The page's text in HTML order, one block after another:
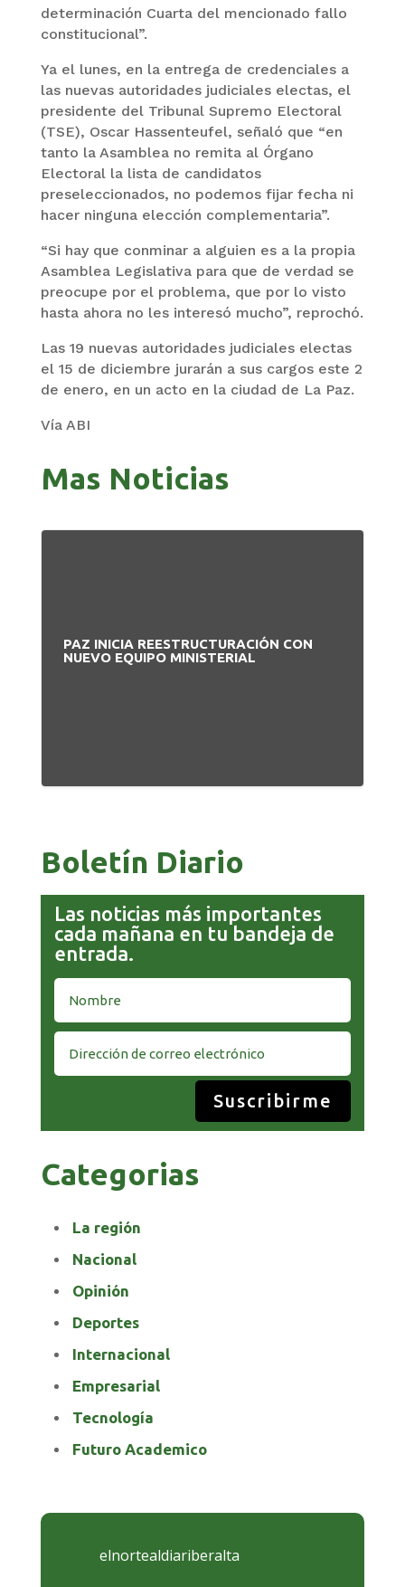
determinación Cuarta del mencionado fallo
constitucional”.
Ya el lunes, en la entrega de credenciales a
las nuevas autoridades judiciales electas, el
presidente del Tribunal Supremo Electoral
(TSE), Oscar Hassenteufel, señaló que “en
tanto la Asamblea no remita al Órgano
Electoral la lista de candidatos
preseleccionados, no podemos fijar fecha ni
hacer ninguna elección complementaria”.
“Si hay que conminar a alguien es a la propia
Asamblea Legislativa para que de verdad se
preocupe por el problema, que por lo visto
hasta ahora no les interesó mucho”, reprochó.
Las 19 nuevas autoridades judiciales electas
el 15 de diciembre jurarán a sus cargos este 2
de enero, en un acto en la ciudad de La Paz.
Vía ABI
Mas Noticias
PAZ INICIA REESTRUCTURACIÓN CON
NUEVO EQUIPO MINISTERIAL
Boletín Diario
Las noticias más importantes
cada mañana en tu bandeja de
entrada.
Suscribirme
Categorias
La región
Nacional
Opinión
Deportes
Internacional
Empresarial
Tecnología
Futuro Academico
elnortealdiariberalta